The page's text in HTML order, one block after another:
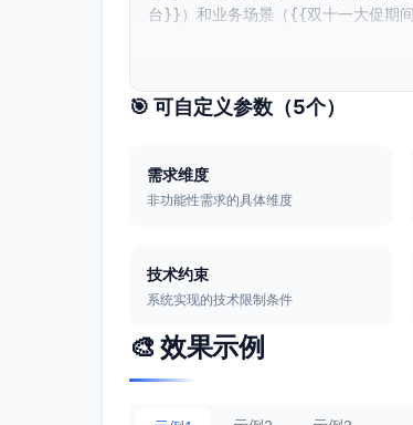
台}}）和业务场景（{{双十一大促期
🎯 可自定义参数（5个）
需求维度
非功能性需求的具体维度
技术约束
系统实现的技术限制条件
🎨 效果示例